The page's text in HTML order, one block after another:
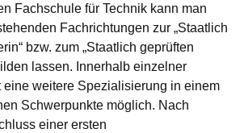
Fachschule für Technik kann man
Fachrichtungen zur „Staatlich
bzw. zum „Staatlich geprüften
lassen. Innerhalb einzelner
eine weitere Spezialisierung in einem
Schwerpunkte möglich. Nach
einer ersten